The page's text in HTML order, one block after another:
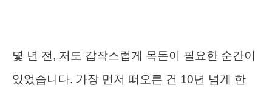
몇 년 전, 저도 갑작스럽게 목돈이 필요한 순간이
있었습니다. 가장 먼저 떠오른 건 10년 넘게 한